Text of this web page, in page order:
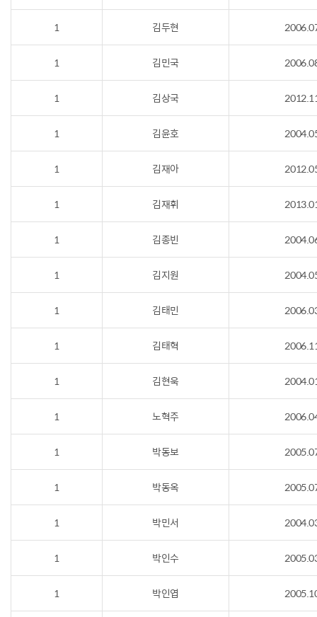
1 김두현
1 김민국
1 김상국
1 김윤호
1 김재아
1 김재휘
1 김종빈
1 김지원
1 김태민
1 김태혁
1 김현욱
1 노혁주
1 박동보
1 박동옥
1 박민서
1 박인수
1 박인엽